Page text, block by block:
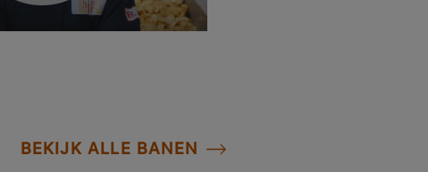
BEKIJK ALLE BANEN